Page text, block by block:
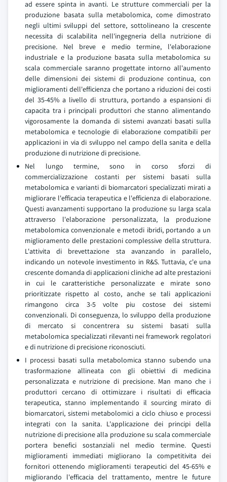
ad essere spinta in avanti. Le strutture commerciali per la
produzione basata sulla metabolomica, come dimostrato
negli ultimi sviluppi del settore, sottolineano la crescente
necessita di scalabilita nell'ingegneria della nutrizione di
precisione. Nel breve e medio termine, l'elaborazione
industriale e la produzione basata sulla metabolomica su
scala commerciale saranno progettate intorno all'aumento
delle dimensioni dei sistemi di produzione continua, con
miglioramenti dell'efficienza che portano a riduzioni dei costi
del 35-45% a livello di struttura, portando a espansioni di
capacita tra i principali produttori che stanno alimentando
vigorosamente la domanda di sistemi avanzati basati sulla
metabolomica e tecnologie di elaborazione compatibili per
applicazioni in via di sviluppo nel campo della sanita e della
produzione di nutrizione di precisione.
Nel lungo termine, sono in corso sforzi di
commercializzazione costanti per sistemi basati sulla
metabolomica e varianti di biomarcatori specializzati mirati a
migliorare l'efficacia terapeutica e l'efficienza di elaborazione.
Questi avanzamenti supportano la produzione su larga scala
attraverso l'elaborazione personalizzata, la produzione
metabolomica convenzionale e metodi ibridi, portando a un
miglioramento delle prestazioni complessive della struttura.
L'attivita di brevettazione sta avanzando in parallelo,
indicando un notevole investimento in R&S. Tuttavia, c'e una
crescente domanda di applicazioni cliniche ad alte prestazioni
in cui le caratteristiche personalizzate e mirate sono
prioritizzate rispetto al costo, anche se tali applicazioni
rimangono circa 3-5 volte piu costose dei sistemi
convenzionali. Di conseguenza, lo sviluppo della produzione
di mercato si concentrera su sistemi basati sulla
metabolomica specializzati rilevanti nei framework regolatori
e di nutrizione di precisione riconosciuti.
I processi basati sulla metabolomica stanno subendo una
trasformazione allineata con gli obiettivi di medicina
personalizzata e nutrizione di precisione. Man mano che i
produttori cercano di ottimizzare i risultati di efficacia
terapeutica, stanno implementando il sourcing mirato di
biomarcatori, sistemi metabolomici a ciclo chiuso e processi
integrati con la sanita. L'applicazione dei principi della
nutrizione di precisione alla produzione su scala commerciale
portera benefici sostanziali nel medio termine. Questi
miglioramenti immediati migliorano la competitivita dei
fornitori ottenendo miglioramenti terapeutici del 45-65% e
migliorando l'efficacia del trattamento, mentre le future